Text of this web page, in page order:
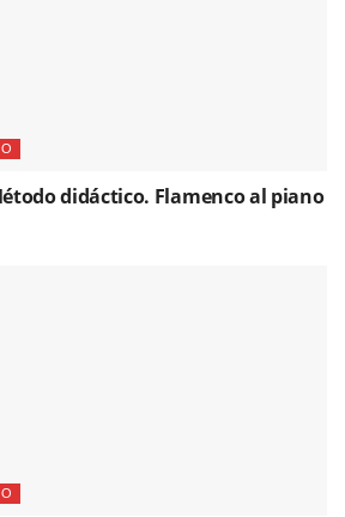
didáctico. Flamenco al piano